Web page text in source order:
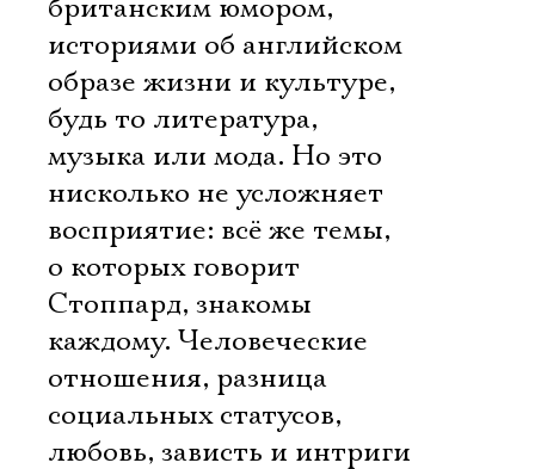
британским юмором,
историями об английском
образе жизни и культуре,
будь то литература,
музыка или мода. Но это
нисколько не усложняет
восприятие: всё же темы,
о которых говорит
Стоппард, знакомы
каждому. Человеческие
отношения, разница
социальных статусов,
любовь, зависть и интриги